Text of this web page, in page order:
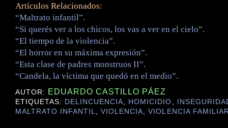
Artículos Relacionados:
“Maltrato infantil”.
“Si querés ver a los chicos, los vas a ver en el cielo”.
“El tiempo de la violencia”.
“El horror en su máxima expresión”.
“Esta clase de padres monstruos II”.
“Candela, la víctima que quedó en el medio”.
AUTOR: EDUARDO CASTILLO PÁEZ
ETIQUETAS: DELINCUENCIA, HOMICIDIO ,
MALTRATO INFANTIL,VIOLENCIA,VIOLENCIA